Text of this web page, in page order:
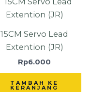
15CM Servo Lead
Extention (JR)
Rp6.000
TAMBAH KE
KERANJANG